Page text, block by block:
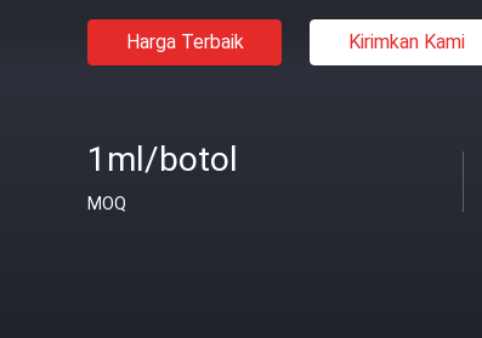
Harga Terbaik Kirimkan Kami
1ml/botol
MOQ